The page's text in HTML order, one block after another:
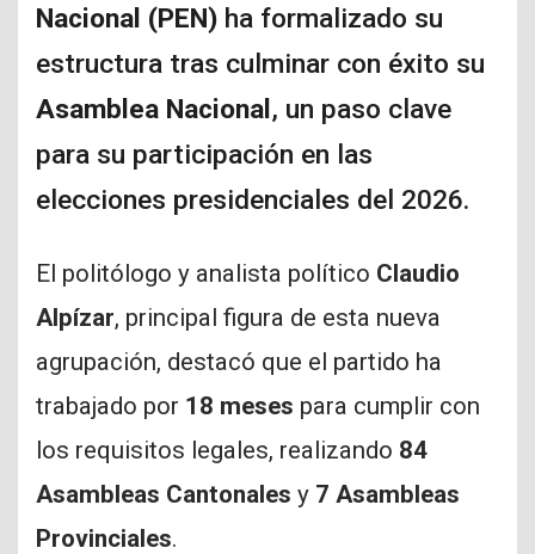
Nacional (PEN) ha formalizado su
estructura tras culminar con éxito su
Asamblea Nacional, un paso clave
para su participación en las
elecciones presidenciales del 2026.
El politólogo y analista político Claudio
Alpízar, principal figura de esta nueva
agrupación, destacó que el partido ha
trabajado por 18 meses para cumplir con
los requisitos legales, realizando 84
Asambleas Cantonales y 7 Asambleas
Provinciales.